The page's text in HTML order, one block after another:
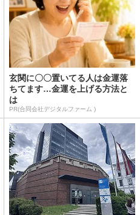
玄関に〇〇置いてる人は金運落
ちてます…金運を上げる方法と
は
PR(合同会社デジタルファーム )